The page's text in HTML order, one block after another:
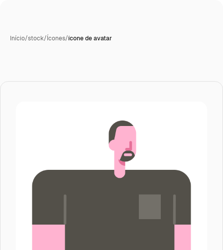
Início/stock/Ícones/ícone de avatar